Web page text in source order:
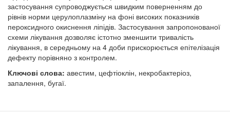
застосування супроводжується швидким поверненням до
рівнів норми церулоплазміну на фоні високих показників
пероксидного окиснення ліпідів. Застосування запропонованої
схеми лікування дозволяє істотно зменшити тривалість
лікування, в середньому на 4 доби прискорюється епітелізація
дефекту порівняно з контролем.
Ключові слова: авестим, цефтіоклін, некробактеріоз,
запалення, бугаї.